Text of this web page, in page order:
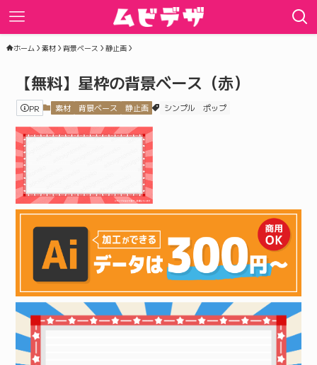
ホーム 素材 背景ベース 静止画
【無料】星枠の背景ベース（赤）
PR 素材 背景ベース 静止画 シンプル ポップ